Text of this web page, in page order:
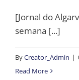
[Jornal do
semana [...]
ByCreator_Admin |
Read More